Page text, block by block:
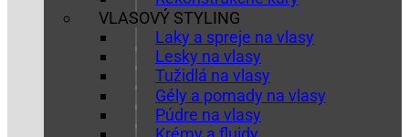
VLASOVÝ STYLING
Laky a spreje na vlasy
Lesky na vlasy
Tužidlá na vlasy
Gély a pomady na vlasy
Púdre na vlasy